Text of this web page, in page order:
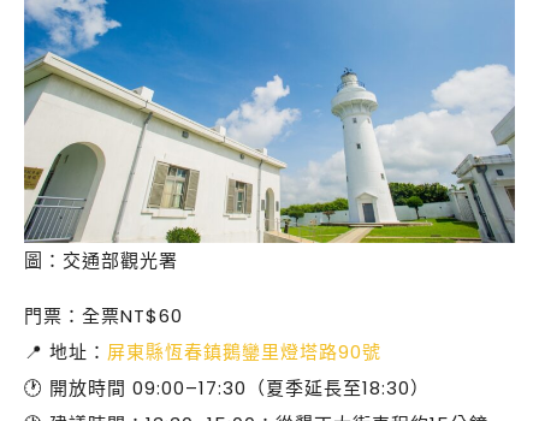
圖：交通部觀光署
門票：全票NT$60
📍 地址： 屏東縣恆春鎮鵝鑾里燈塔路90號
🕐 開放時間 09:00–17:30（夏季延長至18:30）